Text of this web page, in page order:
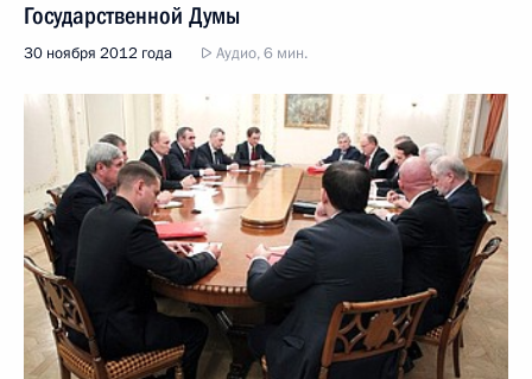
Государственной Думы
30 ноября 2012 года Аудио, 6 мин.